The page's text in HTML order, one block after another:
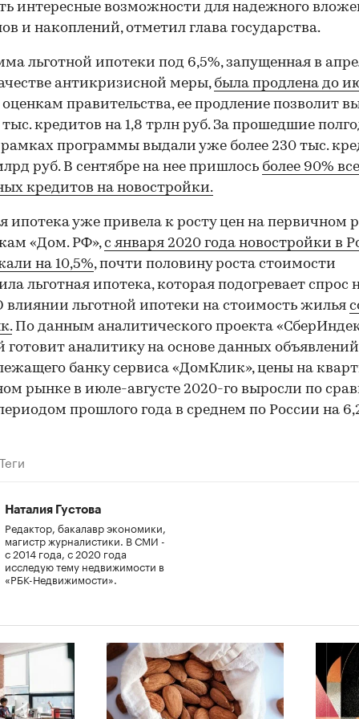
интересные возможности для надежного
и накоплений, отметил глава государства.
льготной ипотеки под 6,5%, запущенная в
антикризисной меры, была продлена до
правительства, ее продление позволит
кредитов на 1,8 трлн руб. За прошедшие
программы выдали уже более 230 тыс.
руб. В сентябре на нее пришлось более 90%
кредитов на новостройки.
ипотека уже привела к росту цен на первичном
«Дом. РФ»,с января 2020 года новостройки в
на 10,5%, почти половину роста стоимости
льготная ипотека, которая подогревает спрос
влиянии льготной ипотеки на стоимость жилья
По данным аналитического проекта
готовит аналитику на основе данных объявлений
банку сервиса «ДомКлик», цены на
рынке в июле-августе 2020-го выросли по
прошлого года в среднем по России на
Теги
Наталия Густова
Редактор, бакалавр экономики,
магистр журналистики. В СМИ -
с 2014 года, с 2020 года
исследую тему недвижимости в
«РБК-Недвижимости».